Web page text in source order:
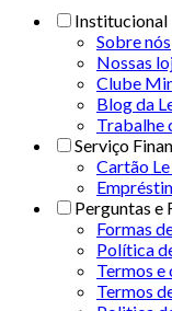
Institucional
Sobre nós
Nossas
Clube
Blog da
Trabalhe
Serviço
Cartão
Perguntas e
Formas
Política
Termos e
Termos